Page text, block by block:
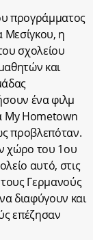
προγράμματος
Μεσίγκου, η
σχολείου
και
ένα φιλμ
My Hometown
προβλεπόταν.
χώρο του 1ου
αυτό, στις
Γερμανούς
διαφύγουν και
επέζησαν